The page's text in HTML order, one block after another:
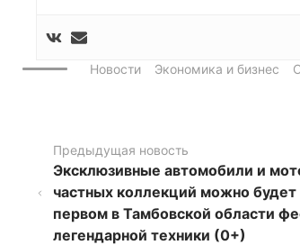
Новости Экономика и бизнес
Предыдущая новость
Эксклюзивные автомобили и
частных коллекций можно будет
первом в Тамбовской области
легендарной техники (0+)